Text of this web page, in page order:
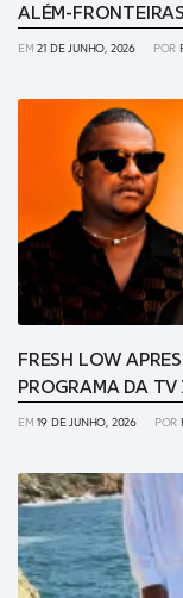
ALÉM-FRONTEIRAS
EM21 DE JUNHO, 2026 POR
FRESH LOW
PROGRAMA DA TV
EM19 DE JUNHO, 2026 POR